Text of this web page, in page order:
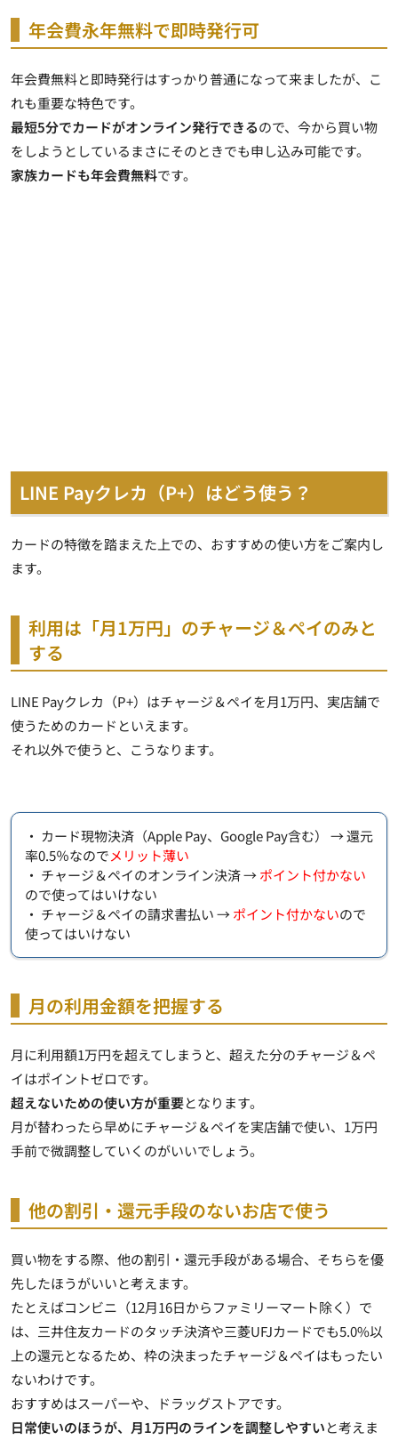
年会費永年無料で即時発行可
年会費無料と即時発行はすっかり普通になって来ましたが、こ
れも重要な特色です。
最短5分でカードがオンライン発行できるので、今から買い物
をしようとしているまさにそのときでも申し込み可能です。
家族カードも年会費無料です。
LINE Payクレカ（P+）はどう使う？
カードの特徴を踏まえた上での、おすすめの使い方をご案内し
ます。
利用は「月1万円」のチャージ＆ペイのみと
する
LINE Payクレカ（P+）はチャージ＆ペイを月1万円、実店舗で
使うためのカードといえます。
それ以外で使うと、こうなります。
・ カード現物決済（Apple Pay、Google Pay含む） → 還元
率0.5％なのでメリット薄い
・ チャージ＆ペイのオンライン決済 →ポイント付かない
ので使ってはいけない
・ チャージ＆ペイの請求書払い →ポイント付かないので
使ってはいけない
月の利用金額を把握する
月に利用額1万円を超えてしまうと、超えた分のチャージ＆ペ
イはポイントゼロです。
超えないための使い方が重要となります。
月が替わったら早めにチャージ＆ペイを実店舗で使い、1万円
手前で微調整していくのがいいでしょう。
他の割引・還元手段のないお店で使う
買い物をする際、他の割引・還元手段がある場合、そちらを優
先したほうがいいと考えます。
たとえばコンビニ（12月16日からファミリーマート除く）で
は、三井住友カードのタッチ決済や三菱UFJカードでも5.0%以
上の還元となるため、枠の決まったチャージ＆ペイはもったい
ないわけです。
おすすめはスーパーや、ドラッグストアです。
日常使いのほうが、月1万円のラインを調整しやすいと考えま